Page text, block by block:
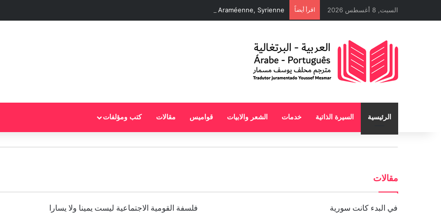
السبت, 8 أغسطس 2026 اقرأ أيضاً Jésus et Mahomet sont de la même origine : Cananéenne, Araméenne, Syrienne
الرئيسية السيرة الذاتية خدمات الشعر والابيات قواميس مقالات كتب ومؤلفات
مقالات
في البدء كانت سورية فلسفة القومية الاجتماعية ليست يمينا ولا يسارا